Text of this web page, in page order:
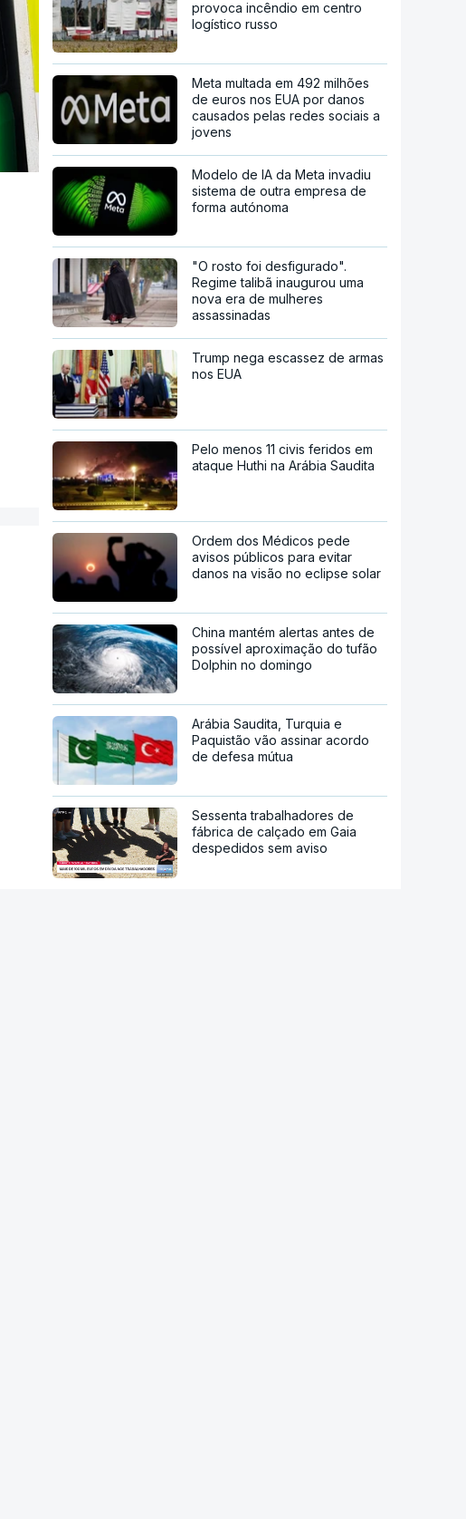
provoca incêndio em centro
logístico russo
Meta multada em 492 milhões
de euros nos EUA por danos
causados pelas redes sociais a
jovens
Modelo de IA da Meta invadiu
sistema de outra empresa de
forma autónoma
"O rosto foi desfigurado".
Regime talibã inaugurou uma
nova era de mulheres
assassinadas
Trump nega escassez de armas
nos EUA
Pelo menos 11 civis feridos em
ataque Huthi na Arábia Saudita
Ordem dos Médicos pede
avisos públicos para evitar
danos na visão no eclipse solar
China mantém alertas antes de
possível aproximação do tufão
Dolphin no domingo
Arábia Saudita, Turquia e
Paquistão vão assinar acordo
de defesa mútua
Sessenta trabalhadores de
fábrica de calçado em Gaia
despedidos sem aviso